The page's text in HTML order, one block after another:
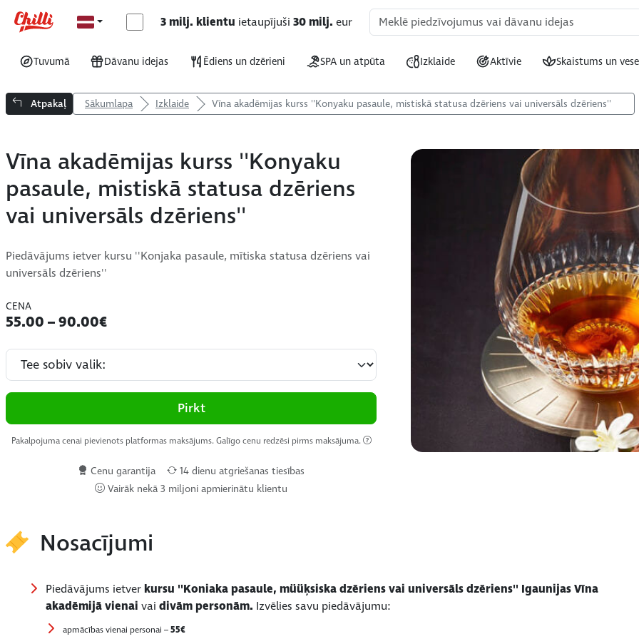
3 milj. klientu ietaupījuši 30 milj. eur
Tuvumā Dāvanu idejas Ēdiens un dzērieni SPA un atpūta Izklaide Aktīvie Skaistums un
Atpakaļ Sākumlapa Izklaide Vīna akadēmijas kurss ''Konyaku pasaule, mistiskā statusa dzēriens vai universāls dzēriens''
Vīna akadēmijas kurss ''Konyaku
pasaule, mistiskā statusa dzēriens
vai universāls dzēriens''
Piedāvājums ietver kursu ''Konjaka pasaule, mītiska statusa dzēriens vai
universāls dzēriens''
CENA
55.00 – 90.00€
Pirkt
Pakalpojuma cenai pievienots platformas maksājums. Galīgo cenu redzēsi pirms maksājuma.
Cenu garantija
14 dienu atgriešanas tiesības
Vairāk nekā 3 miljoni apmierinātu klientu
Nosacījumi
Piedāvājums ietverkursu ''Koniaka pasaule, müüķsiska dzēriens vai universāls dzēriens'' Igaunijas Vīna
akadēmijā vienai vai divām personām. Izvēlies savu piedāvājumu:
apmācības vienai personai –55€